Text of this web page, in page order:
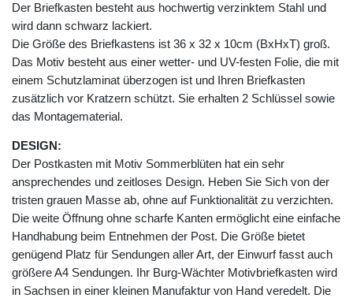
Der Briefkasten besteht aus hochwertig verzinktem Stahl und
wird dann schwarz lackiert.
Die Größe des Briefkastens ist 36 x 32 x 10cm (BxHxT) groß.
Das Motiv besteht aus einer wetter- und UV-festen Folie, die mit
einem Schutzlaminat überzogen ist und Ihren Briefkasten
zusätzlich vor Kratzern schützt. Sie erhalten 2 Schlüssel sowie
das Montagematerial.
DESIGN:
Der Postkasten mit Motiv Sommerblüten hat ein sehr
ansprechendes und zeitloses Design. Heben Sie Sich von der
tristen grauen Masse ab, ohne auf Funktionalität zu verzichten.
Die weite Öffnung ohne scharfe Kanten ermöglicht eine einfache
Handhabung beim Entnehmen der Post. Die Größe bietet
genügend Platz für Sendungen aller Art, der Einwurf fasst auch
größere A4 Sendungen. Ihr Burg-Wächter Motivbriefkasten wird
in Sachsen in einer kleinen Manufaktur von Hand veredelt. Die